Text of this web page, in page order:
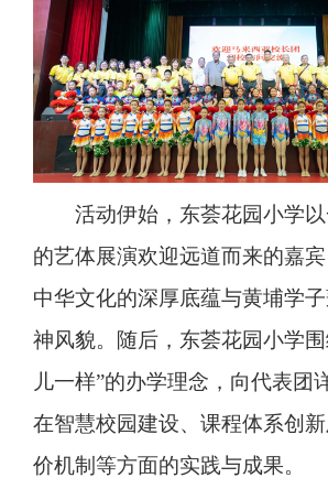
活动伊始，东荟花园小学
的艺体展演欢迎远道而来的嘉
中华文化的深厚底蕴与黄埔学
神风貌。随后，东荟花园小学
儿一样”的办学理念，向代表团
在智慧校园建设、课程体系创
价机制等方面的实践与成果。